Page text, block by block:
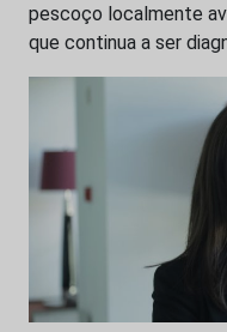
pescoço localmente
que continua a ser